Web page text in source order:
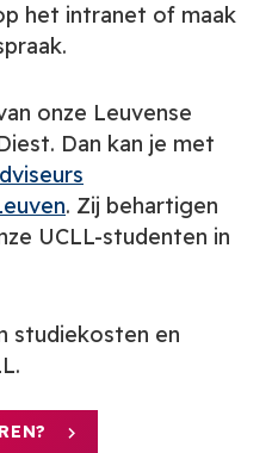
het intranet of maak
onze Leuvense
Dan kan je met
. Zij behartigen
UCLL-studenten in
studiekosten en